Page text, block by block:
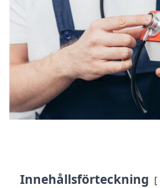
Innehållsförteckning